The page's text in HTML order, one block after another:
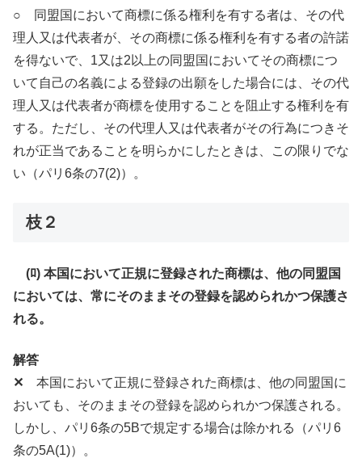
○ 同盟国において商標に係る権利を有する者は、その代
理人又は代表者が、その商標に係る権利を有する者の許諾
を得ないで、1又は2以上の同盟国においてその商標につ
いて自己の名義による登録の出願をした場合には、その代
理人又は代表者が商標を使用することを阻止する権利を有
する。ただし、その代理人又は代表者がその行為につきそ
れが正当であることを明らかにしたときは、この限りでな
い（パリ6条の7(2)）。
枝２
(ﾛ) 本国において正規に登録された商標は、他の同盟国
においては、常にそのままその登録を認められかつ保護さ
れる。
解答
✕ 本国において正規に登録された商標は、他の同盟国に
おいても、そのままその登録を認められかつ保護される。
しかし、パリ6条の5Bで規定する場合は除かれる（パリ6
条の5A(1)）。